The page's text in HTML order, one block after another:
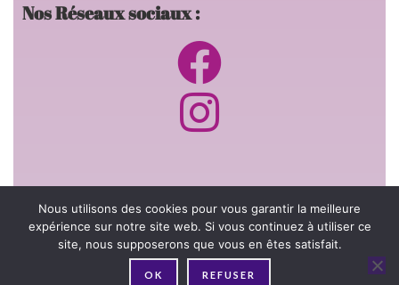
Nos Réseaux sociaux :
Informations générales:
Livraisons et retours
Nous contacter
Qui-sommes nous ?
Nous utilisons des cookies pour vous garantir la meilleure
expérience sur notre site web. Si vous continuez à utiliser ce
site, nous supposerons que vous en êtes satisfait.
OK REFUSER